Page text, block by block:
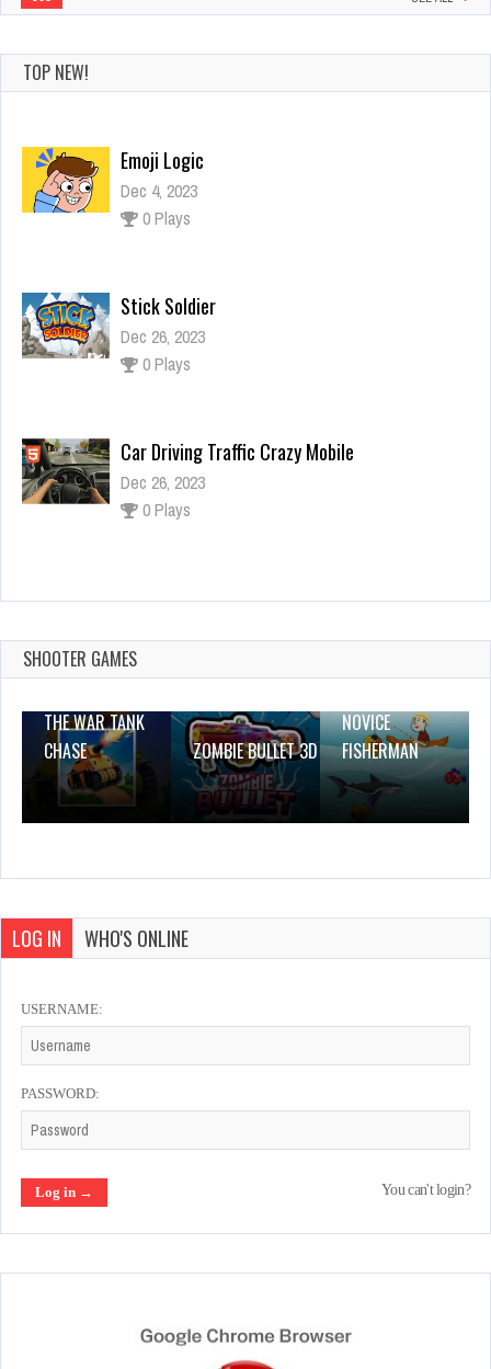
TOP NEW!
Emoji Logic
Dec 4, 2023
0 Plays
Stick Soldier
Dec 26, 2023
0 Plays
Car Driving Traffic Crazy Mobile
Dec 26, 2023
0 Plays
Sky Stunt Parking
SHOOTER GAMES
THE WAR TANK
CHASE
ZOMBIE BULLET 3D
NOVICE
FISHERMAN
LOG IN WHO'S ONLINE
USERNAME:
PASSWORD:
You can't login?